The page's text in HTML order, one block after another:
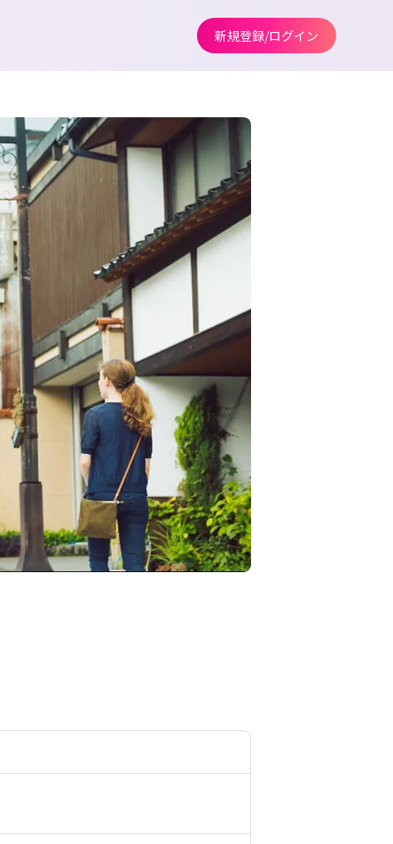
新規登録/ログイン